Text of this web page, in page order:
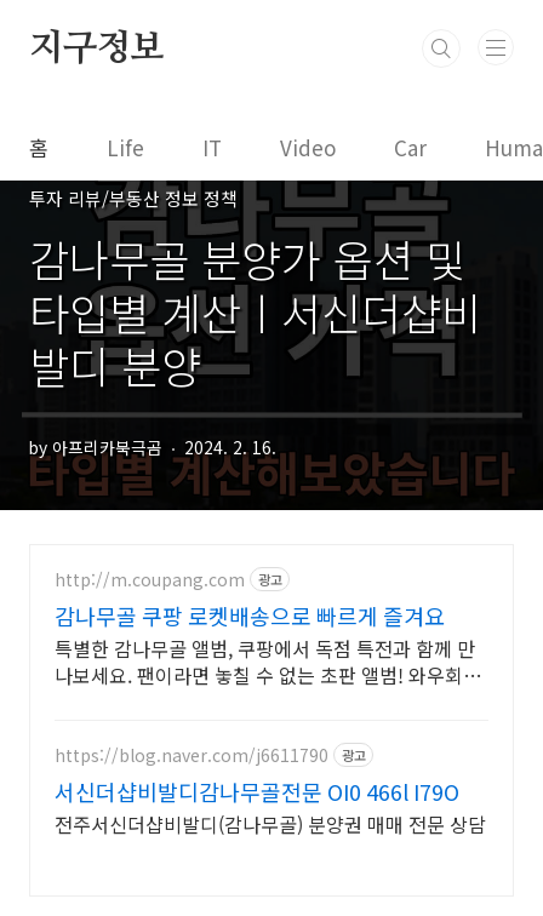
지구정보
홈 Life IT Video Car
투자 리뷰/부동산 정보 정책
감나무골 분양가 옵션 및
타입별 계산ㅣ서신더샵비
발디 분양
by 아프리카북극곰 2024. 2. 16.
http://m.coupang.com 광고
감나무골 쿠팡 로켓배송으로 빠르게 즐겨요
특별한 감나무골 앨범, 쿠팡에서 독점 특전과 함께 만
나보세요. 팬이라면 놓칠 수 없는 초판 앨범! 와우회원
https://blog.naver.com/j6611790 광고
서신더샵비발디감나무골전문 OI0 466l I79O
전주서신더샵비발디(감나무골) 분양권 매매 전문 상담